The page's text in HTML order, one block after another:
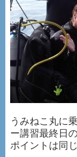
うみねこ丸に
ー講習最終日
ポイントは同